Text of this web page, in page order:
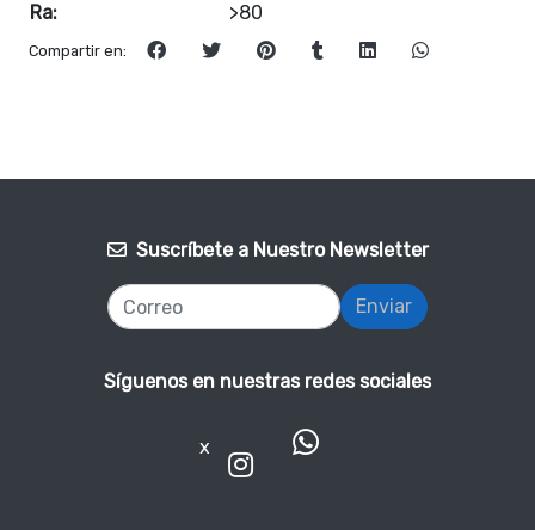
Ra:
>80
Compartir en:
Suscríbete a Nuestro Newsletter
Enviar
Síguenos en nuestras redes sociales
x